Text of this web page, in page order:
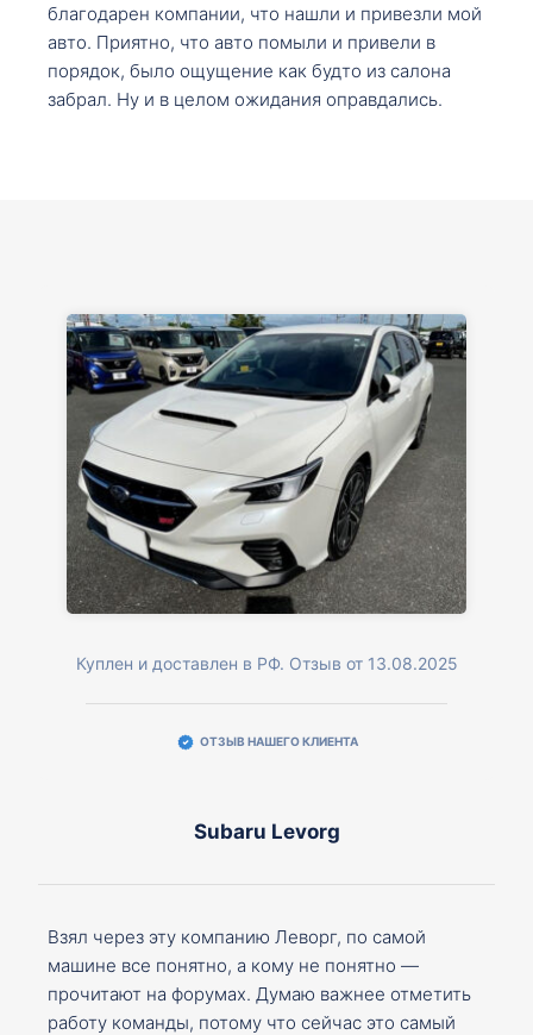
благодарен компании, что нашли и привезли мой
авто. Приятно, что авто помыли и привели в
порядок, было ощущение как будто из салона
забрал. Ну и в целом ожидания оправдались.
Куплен и доставлен в РФ. Отзыв от 13.08.2025
ОТЗЫВ НАШЕГО КЛИЕНТА
Subaru Levorg
Взял через эту компанию Леворг, по самой
машине все понятно, а кому не понятно —
прочитают на форумах. Думаю важнее отметить
работу команды, потому что сейчас это самый